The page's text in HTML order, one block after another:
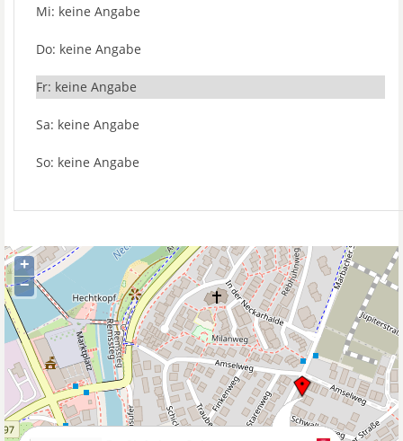
Mi: keine Angabe
Do: keine Angabe
Fr: keine Angabe
Sa: keine Angabe
So: keine Angabe